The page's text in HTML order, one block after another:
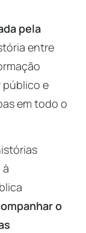
pela
entre
e
em todo o
o